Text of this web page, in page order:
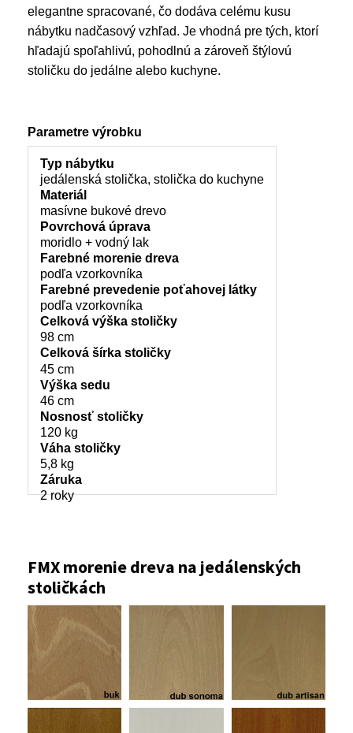
elegantne spracované, čo dodáva celému kusu
nábytku nadčasový vzhľad. Je vhodná pre tých, ktorí
hľadajú spoľahlivú, pohodlnú a zároveň štýlovú
stoličku do jedálne alebo kuchyne.
Parametre výrobku
Typ nábytku
jedálenská stolička, stolička do kuchyne
Materiál
masívne bukové drevo
Povrchová úprava
moridlo + vodný lak
Farebné morenie dreva
podľa vzorkovníka
Farebné prevedenie poťahovej látky
podľa vzorkovníka
Celková výška stoličky
98 cm
Celková šírka stoličky
45 cm
Výška sedu
46 cm
Nosnosť stoličky
120 kg
Váha stoličky
5,8 kg
Záruka
2 roky
FMX morenie dreva na jedálenských
stoličkách